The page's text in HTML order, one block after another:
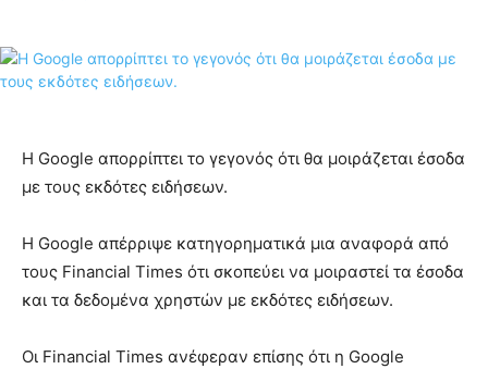
Η Google απορρίπτει το γεγονός ότι θα μοιράζεται έσοδα
με τους εκδότες ειδήσεων.
Η Google απέρριψε κατηγορηματικά μια αναφορά από
τους Financial Times ότι σκοπεύει να μοιραστεί τα έσοδα
και τα δεδομένα χρηστών με εκδότες ειδήσεων.
Οι Financial Times ανέφεραν επίσης ότι η Google